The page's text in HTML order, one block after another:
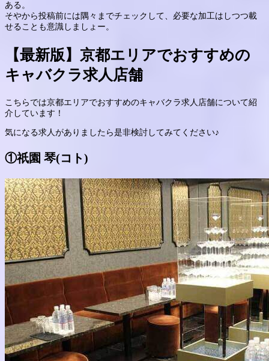
ある。
そやから投稿前には隅々までチェックして、必要な加工はしつつ載
せることも意識しましょー。
【最新版】京都エリアでおすすめの
キャバクラ求人店舗
こちらでは京都エリアでおすすめのキャバクラ求人店舗について紹
介しています！
気になる求人がありましたら是非検討してみてください♪
①祇園 琴(コト)